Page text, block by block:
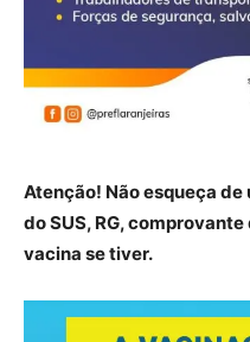
Atenção! Não esqueça
do SUS, RG,
vacina se tiver.